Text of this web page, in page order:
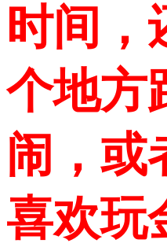
时间，
个地方
闹，或
喜欢玩